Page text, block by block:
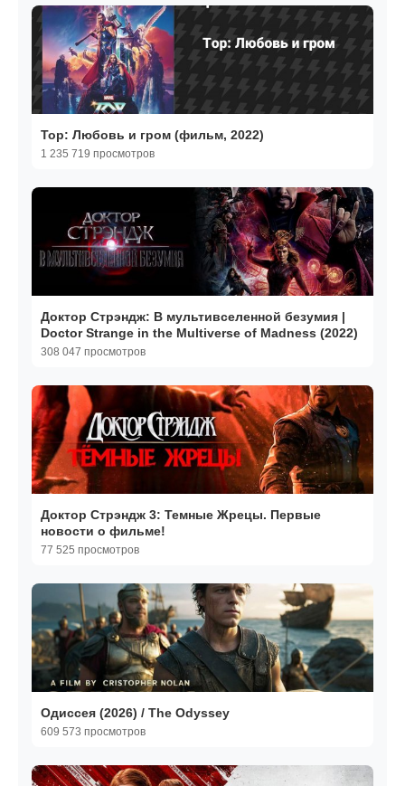
Тор: Любовь и гром (фильм, 2022)
1 235 719 просмотров
Доктор Стрэндж: В мультивселенной безумия |
Doctor Strange in the Multiverse of Madness (2022)
308 047 просмотров
Доктор Стрэндж 3: Темные Жрецы. Первые
новости о фильме!
77 525 просмотров
Одиссея (2026) / The Odyssey
609 573 просмотров